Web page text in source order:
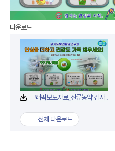
다운로드
첨부파일
그래픽보도자료_잔류농약 검사 결과.jpg
전체 다운로드